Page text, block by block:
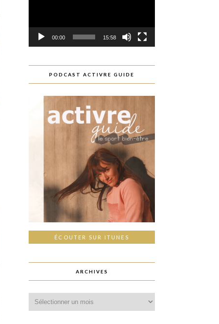
00:00 15:58
PODCAST ACTIVRE GUIDE
ÉCOUTER SUR ITUNES
ARCHIVES